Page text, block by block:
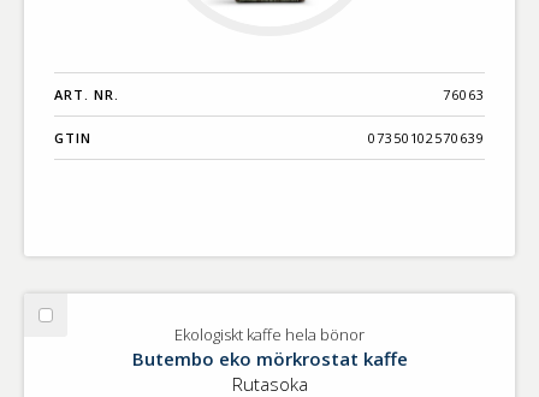
ART. NR. 76063
GTIN 07350102570639
Välj
Ekologiskt kaffe hela bönor
Butembo eko mörkrostat kaffe
Rutasoka